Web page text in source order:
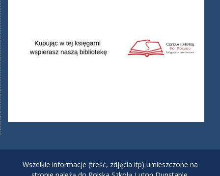
Wszelkie informacje (treść, zdjęcia itp) umieszczone na